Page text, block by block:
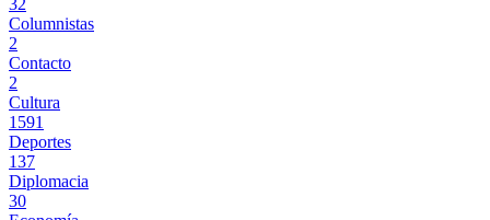
32
Columnistas
2
Contacto
2
Cultura
1591
Deportes
137
Diplomacia
30